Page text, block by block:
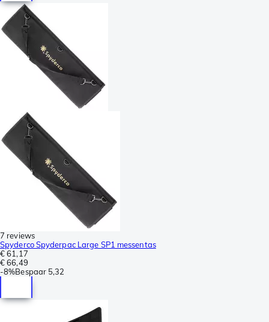
7 reviews
Spyderco Spyderpac Large SP1 messentas
€ 61,17
€ 66,49
-8%Bespaar 5,32